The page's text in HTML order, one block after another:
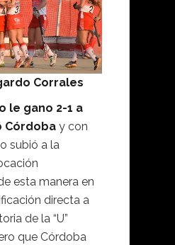
Corrales
le gano 2-1 a
Córdoba y con
subió a la
esta manera en
directa a
de la “U”
que Córdoba